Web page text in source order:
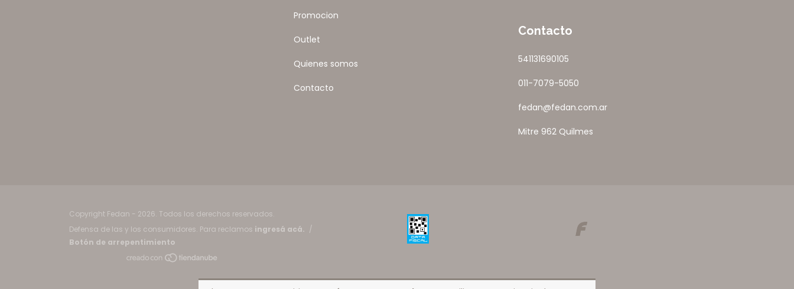
Promocion
Outlet
Quienes somos
Contacto
Contacto
541131690105
011-7079-5050
fedan@fedan.com.ar
Mitre 962 Quilmes
Copyright Fedan - 2026. Todos los derechos reservados.
Defensa de las y los consumidores. Para reclamos ingresá acá. /
Botón de arrepentimiento